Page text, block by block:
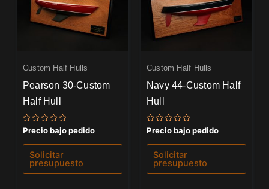
Custom Half Hulls
Pearson 30-Custom
Half Hull
Valorado
con
0
de
Precio bajo pedido
Solicitar
presupuesto
Custom Half Hulls
Navy 44-Custom Half
Hull
Valorado
con
0
de
Precio bajo pedido
Solicitar
presupuesto